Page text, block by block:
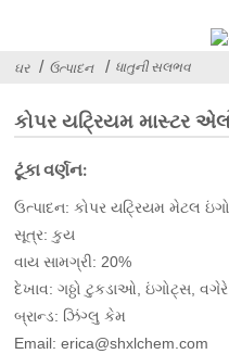
ઘર ઉત્પાદન ધાતુની સલભવ
કોપર યટ્રિયમ માસ્ટર
ટૂંકા વર્ણન:
ઉત્પાદન: કોપર યટ્રિયમ મેટલ
સૂત્ર: કુય
વાય સામગ્રી: 20%
દેખાવ: ગઠ્ઠો ટુકડાઓ, ઇંગોટ્સ,
બ્રાન્ડ: ઝિંગ્લુ કેમ
Email: erica@shxlchem.com